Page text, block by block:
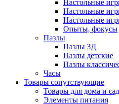
Настольные
Настольные
Настольные
Опыты, фокусы
Пазлы
Пазлы 3Д
Пазлы детские
Пазлы
Часы
Товары сопутствующие
Товары для дома и
Элементы питания